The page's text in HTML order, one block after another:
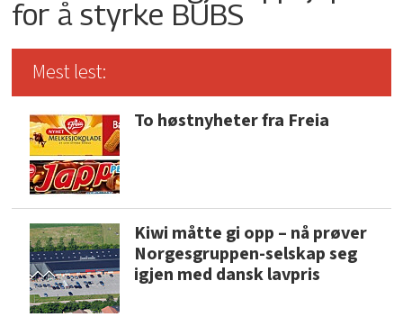
for å styrke BUBS
Mest lest:
To høstnyheter fra Freia
Kiwi måtte gi opp – nå prøver
Norgesgruppen-selskap seg
igjen med dansk lavpris